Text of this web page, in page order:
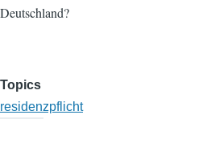
Deutschland?
Topics
residenzpflicht